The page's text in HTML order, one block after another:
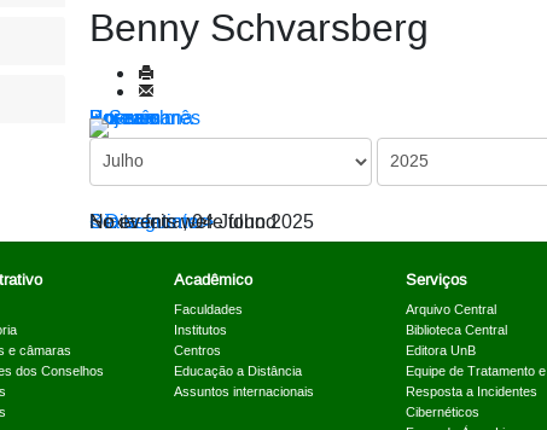
Benny Schvarsberg
Por ano
Por mês
Por semana
Hoje
Ir para o mês
< Dia anterior
Sexta-feira, 04 Julho 2025
Dia seguinte >
No events were found
e câmaras
dos Conselhos
Acadêmico
Faculdades
Institutos
Centros
Educação a Distância
Assuntos internacionais
Serviços
Arquivo Central
Biblioteca Central
Editora UnB
Equipe de Tratamento e
Resposta a Incidentes
Cibernéticos